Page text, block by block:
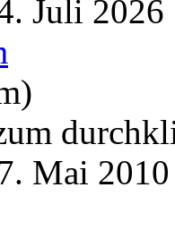
Juli 2026
Mai 2010